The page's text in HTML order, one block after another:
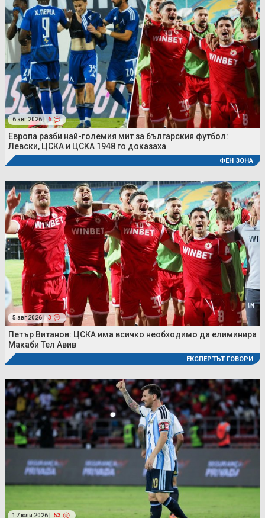
6 авг 2026 | 6
Европа разби най-големия мит за българския футбол:
Левски, ЦСКА и ЦСКА 1948 го доказаха
ФЕН ЗОНА
5 авг 2026 | 3
Петър Витанов: ЦСКА има всичко необходимо да елиминира
Макаби Тел Авив
ЕКСПЕРТЪТ ГОВОРИ
17 юли 2026 | 53